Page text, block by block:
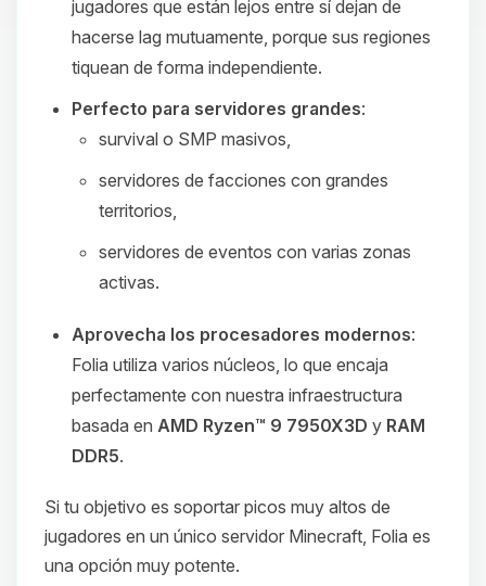
jugadores que están lejos entre sí dejan de
hacerse lag mutuamente, porque sus regiones
tiquean de forma independiente.
Perfecto para servidores grandes:
survival o SMP masivos,
servidores de facciones con grandes
territorios,
servidores de eventos con varias zonas
activas.
Aprovecha los procesadores modernos:
Folia utiliza varios núcleos, lo que encaja
perfectamente con nuestra infraestructura
basada en AMD Ryzen™ 9 7950X3D y RAM
DDR5.
Si tu objetivo es soportar picos muy altos de
jugadores en un único servidor Minecraft, Folia es
una opción muy potente.